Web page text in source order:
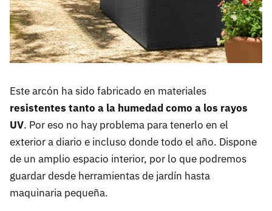
Este arcón ha sido fabricado en materiales
resistentes tanto a la humedad como a los rayos
UV. Por eso no hay problema para tenerlo en el
exterior a diario e incluso donde todo el año. Dispone
de un amplio espacio interior, por lo que podremos
guardar desde herramientas de jardín hasta
maquinaria pequeña.